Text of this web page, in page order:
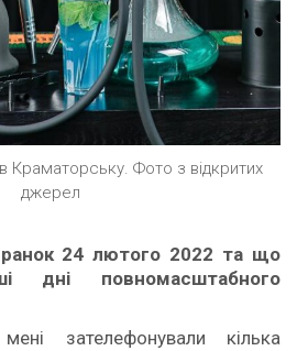
Краматорську. Фото з відкритих
джерел
24 лютого 2022 та що
і дні повномасштабного
зателефонували кілька